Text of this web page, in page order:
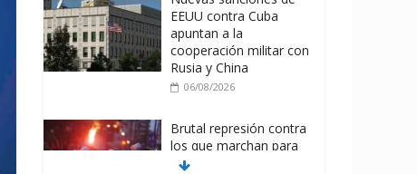
EEUU contra Cuba
apuntan a la
cooperación militar con
Rusia y China
06/08/2026
Brutal represión contra
los que marchan para
que no se venda la